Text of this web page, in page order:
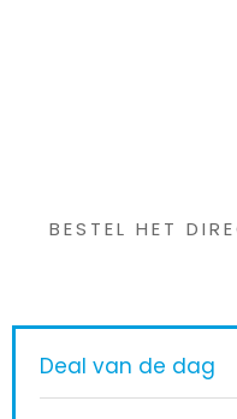
BESTEL HET
Deal van de dag